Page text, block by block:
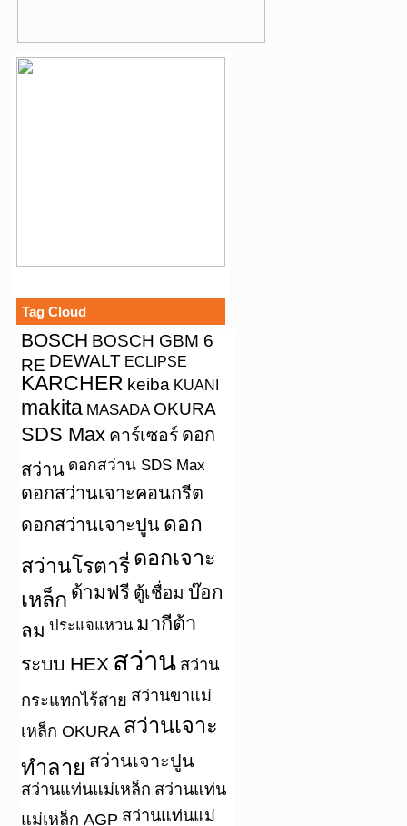
Tag Cloud
BOSCH BOSCH GBM 6
RE DEWALT ECLIPSE
KARCHER keiba KUANI
makita MASADA OKURA
SDS Max คาร์เซอร์ ดอก
สว่าน ดอกสว่าน SDS Max
ดอกสว่านเจาะคอนกรีต
ดอกสว่านเจาะปูน ดอก
สว่านโรตารี่ ดอกเจาะ
เหล็ก ด้ามฟรี ตู้เชื่อม บ๊อก
ลม ประแจแหวน มากีต้า
ระบบ HEX สว่าน สว่าน
กระแทกไร้สาย สว่านขาแม่
เหล็ก OKURA สว่านเจาะ
ทำลาย สว่านเจาะปูน
สว่านแท่นแม่เหล็ก สว่านแท่น
แม่เหล็ก AGP สว่านแท่นแม่